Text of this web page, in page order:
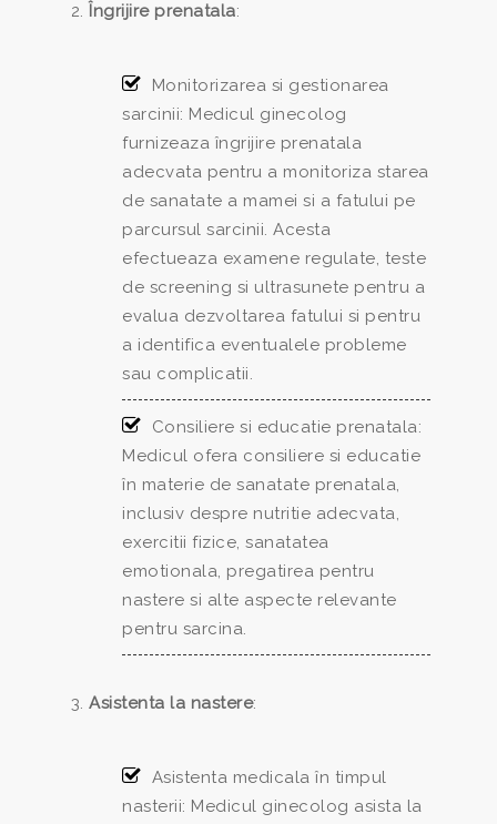
Îngrijire prenatala:
Monitorizarea si gestionarea
sarcinii: Medicul ginecolog
furnizeaza îngrijire prenatala
adecvata pentru a monitoriza starea
de sanatate a mamei si a fatului pe
parcursul sarcinii. Acesta
efectueaza examene regulate, teste
de screening si ultrasunete pentru a
evalua dezvoltarea fatului si pentru
a identifica eventualele probleme
sau complicatii.
Consiliere si educatie prenatala:
Medicul ofera consiliere si educatie
în materie de sanatate prenatala,
inclusiv despre nutritie adecvata,
exercitii fizice, sanatatea
emotionala, pregatirea pentru
nastere si alte aspecte relevante
pentru sarcina.
Asistenta la nastere:
Asistenta medicala în timpul
nasterii: Medicul ginecolog asista la